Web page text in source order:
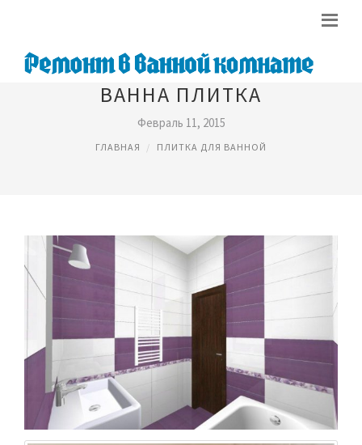
ВАННА ПЛИТКА
Февраль 11, 2015
ГЛАВНАЯ ПЛИТКА ДЛЯ ВАННОЙ